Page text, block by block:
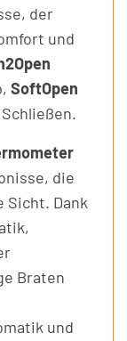
der
und
SoftOpen
die
Dank
Braten
und